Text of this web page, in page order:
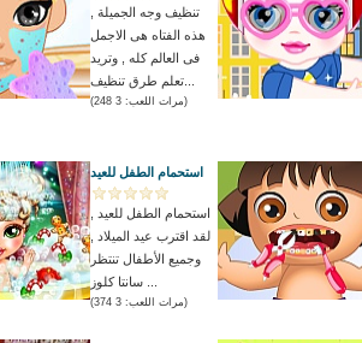
تنظيف وجه الجميلة ,
هذه الفتاه هى الاجمل
فى العالم كله , وتريد
(مرات اللعب: 3 248)
استحمام الطفل للعيد
استحمام الطفل للعيد ,
لقد اقترب عيد الميلاد ,
وجميع الأطفال تنتظر
(مرات اللعب: 3 374)